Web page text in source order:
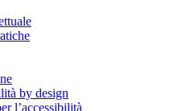
by design
l’accessibilità